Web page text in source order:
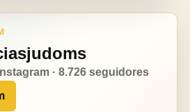
· 8.726 seguidores